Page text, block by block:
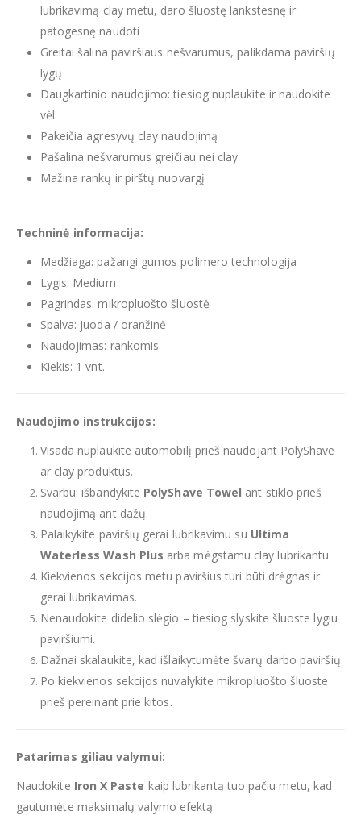
lubrikavimą clay metu, daro šluostę lankstesnę ir
patogesnę naudoti
Greitai šalina paviršiaus nešvarumus, palikdama paviršių
lygų
Daugkartinio naudojimo: tiesiog nuplaukite ir naudokite
vėl
Pakeičia agresyvų clay naudojimą
Pašalina nešvarumus greičiau nei clay
Mažina rankų ir pirštų nuovargį
Techninė informacija:
Medžiaga: pažangi gumos polimero technologija
Lygis: Medium
Pagrindas: mikropluošto šluostė
Spalva: juoda / oranžinė
Naudojimas: rankomis
Kiekis: 1 vnt.
Naudojimo instrukcijos:
Visada nuplaukite automobilį prieš naudojant PolyShave
ar clay produktus.
Svarbu: išbandykite PolyShave Towel ant stiklo prieš
naudojimą ant dažų.
Palaikykite paviršių gerai lubrikavimu su Ultima
Waterless Wash Plus arba mėgstamu clay lubrikantu.
Kiekvienos sekcijos metu paviršius turi būti drėgnas ir
gerai lubrikavimas.
Nenaudokite didelio slėgio – tiesiog slyskite šluoste lygiu
paviršiumi.
Dažnai skalaukite, kad išlaikytumėte švarų darbo paviršių.
Po kiekvienos sekcijos nuvalykite mikropluošto šluoste
prieš pereinant prie kitos.
Patarimas giliau valymui:
Naudokite Iron X Paste kaip lubrikantą tuo pačiu metu, kad
gautumėte maksimalų valymo efektą.